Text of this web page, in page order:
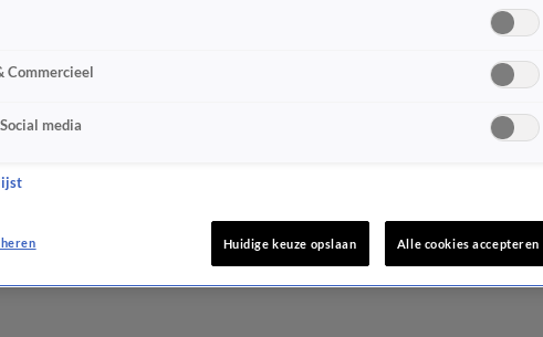
Commercieel
media
Huidige keuze opslaan Alle cookies accepteren